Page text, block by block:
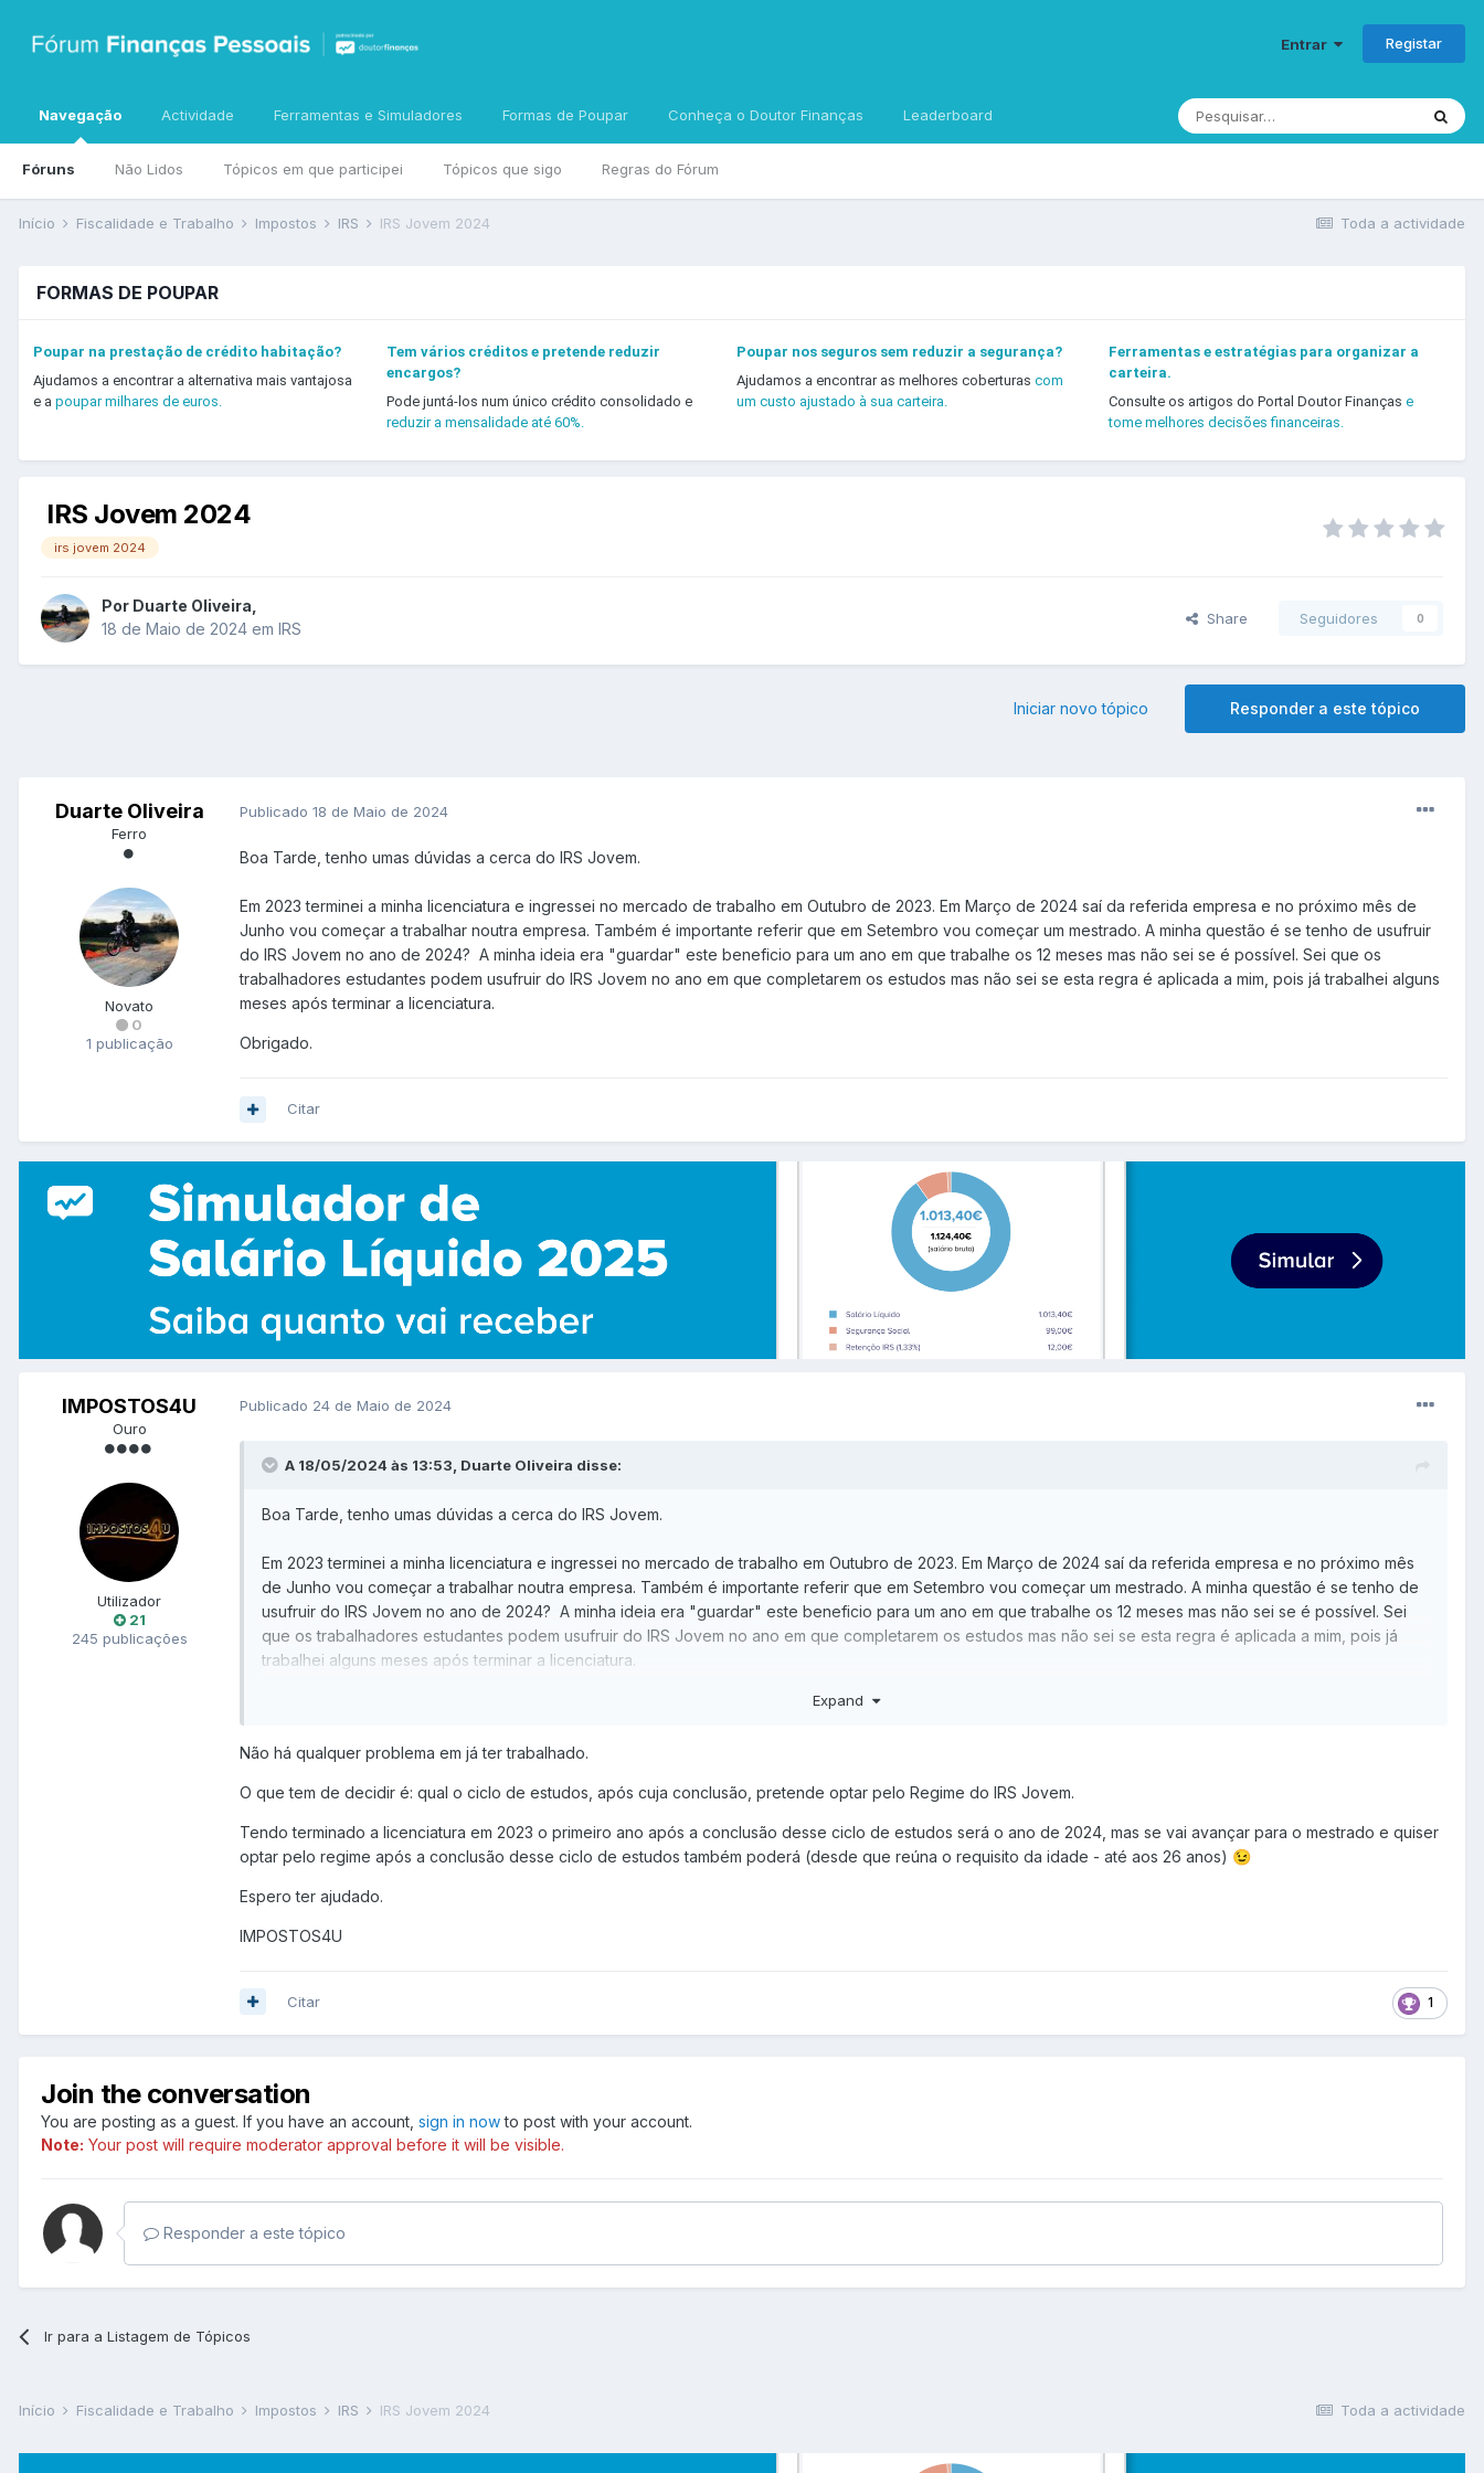
Entrar Registar
Navegação
Fóruns Não Lidos Tópicos em que participei Tópicos que sigo Regras do Fórum
Actividade Ferramentas e Simuladores Formas de Poupar Conheça o Doutor Finanças Leaderboard
Toda a actividade
Início Fiscalidade e Trabalho Impostos IRS IRS Jovem 2024
FORMAS DE POUPAR
Poupar na prestação de crédito habitação?
Ajudamos a encontrar a alternativa mais vantajosa
e a poupar milhares de euros.
Tem vários créditos e pretende reduzir
encargos?
Pode juntá-los num único crédito consolidado e
reduzir a mensalidade até 60%.
Poupar nos seguros sem reduzir a segurança?
Ajudamos a encontrar as melhores coberturascom
um custo ajustado à sua carteira.
Ferramentas e estratégias para organizar a
carteira.
Consulte os artigos do Portal Doutor Finanças e
tome melhores decisões financeiras.
IRS Jovem 2024
irs jovem 2024
Por Duarte Oliveira
18 de Maio de 2024 em IRS
Share Seguidores 0
Responder a este tópico
Iniciar novo tópico
Duarte Oliveira
Ferro
Novato
0
1 publicação
Publicado 18 de Maio de 2024
Boa Tarde, tenho umas dúvidas a cerca do IRS Jovem.
Em 2023 terminei a minha licenciatura e ingressei no mercado de trabalho em Outubro de 2023. Em Março de 2024 saí da referida empresa e no próximo mês de
Junho vou começar a trabalhar noutra empresa. Também é importante referir que em Setembro vou começar um mestrado. A minha questão é se tenho de usufruir
do IRS Jovem no ano de 2024? A minha ideia era "guardar" este beneficio para um ano em que trabalhe os 12 meses mas não sei se é possível. Sei que os
trabalhadores estudantes podem usufruir do IRS Jovem no ano em que completarem os estudos mas não sei se esta regra é aplicada a mim, pois já trabalhei alguns
meses após terminar a licenciatura.
Obrigado.
Citar
IMPOSTOS4U
Ouro
Utilizador
21
245 publicações
Publicado 24 de Maio de 2024
A 18/05/2024 às 13:53, Duarte Oliveira disse:
Boa Tarde, tenho umas dúvidas a cerca do IRS Jovem.
Em 2023 terminei a minha licenciatura e ingressei no mercado de trabalho em Outubro de 2023. Em Março de 2024 saí da referida empresa e no próximo mês
de Junho vou começar a trabalhar noutra empresa. Também é importante referir que em Setembro vou começar um mestrado. A minha questão é se tenho de
usufruir do IRS Jovem no ano de 2024? A minha ideia era "guardar" este beneficio para um ano em que trabalhe os 12 meses mas não sei se é possível. Sei
que os trabalhadores estudantes podem usufruir do IRS Jovem no ano em que completarem os estudos mas não sei se esta regra é aplicada a mim, pois já
trabalhei alguns meses após terminar a licenciatura.
Expand
Não há qualquer problema em já ter trabalhado.
O que tem de decidir é: qual o ciclo de estudos, após cuja conclusão, pretende optar pelo Regime do IRS Jovem.
Tendo terminado a licenciatura em 2023 o primeiro ano após a conclusão desse ciclo de estudos será o ano de 2024, mas se vai avançar para o mestrado e quiser
optar pelo regime após a conclusão desse ciclo de estudos também poderá (desde que reúna o requisito da idade - até aos 26 anos) 😉
Espero ter ajudado.
IMPOSTOS4U
1
Citar
Join the conversation
You are posting as a guest. If you have an account, sign in nowto post with your account.
Note: Your post will require moderator approval before it will be visible.
Responder a este tópico
Ir para a Listagem de Tópicos
Toda a actividade
Início Fiscalidade e Trabalho Impostos IRS IRS Jovem 2024